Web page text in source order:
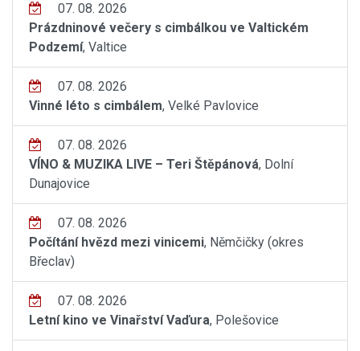
07. 08. 2026
Prázdninové večery s cimbálkou ve Valtickém
Podzemí, Valtice
07. 08. 2026
Vinné léto s cimbálem, Velké Pavlovice
07. 08. 2026
VÍNO & MUZIKA LIVE – Teri Štěpánová, Dolní
Dunajovice
07. 08. 2026
Počítání hvězd mezi vinicemi, Němčičky (okres
Břeclav)
07. 08. 2026
Letní kino ve Vinařství Vaďura, Polešovice